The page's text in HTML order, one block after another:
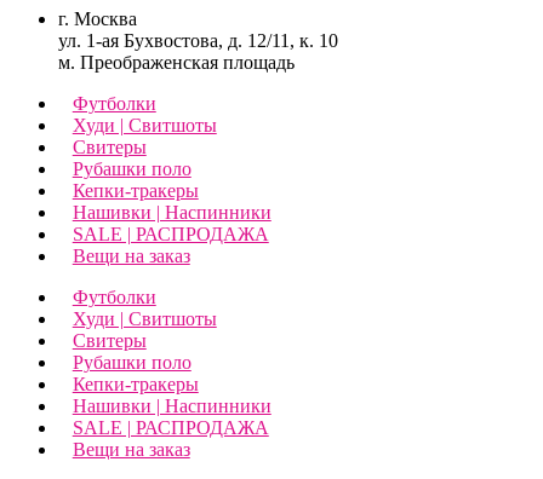
г. Москва
ул. 1-ая Бухвостова, д. 12/11, к. 10
м. Преображенская площадь
Футболки
Худи | Свитшоты
Свитеры
Рубашки поло
Кепки-тракеры
Нашивки | Наспинники
SALE | РАСПРОДАЖА
Вещи на заказ
Футболки
Худи | Свитшоты
Свитеры
Рубашки поло
Кепки-тракеры
Нашивки | Наспинники
SALE | РАСПРОДАЖА
Вещи на заказ